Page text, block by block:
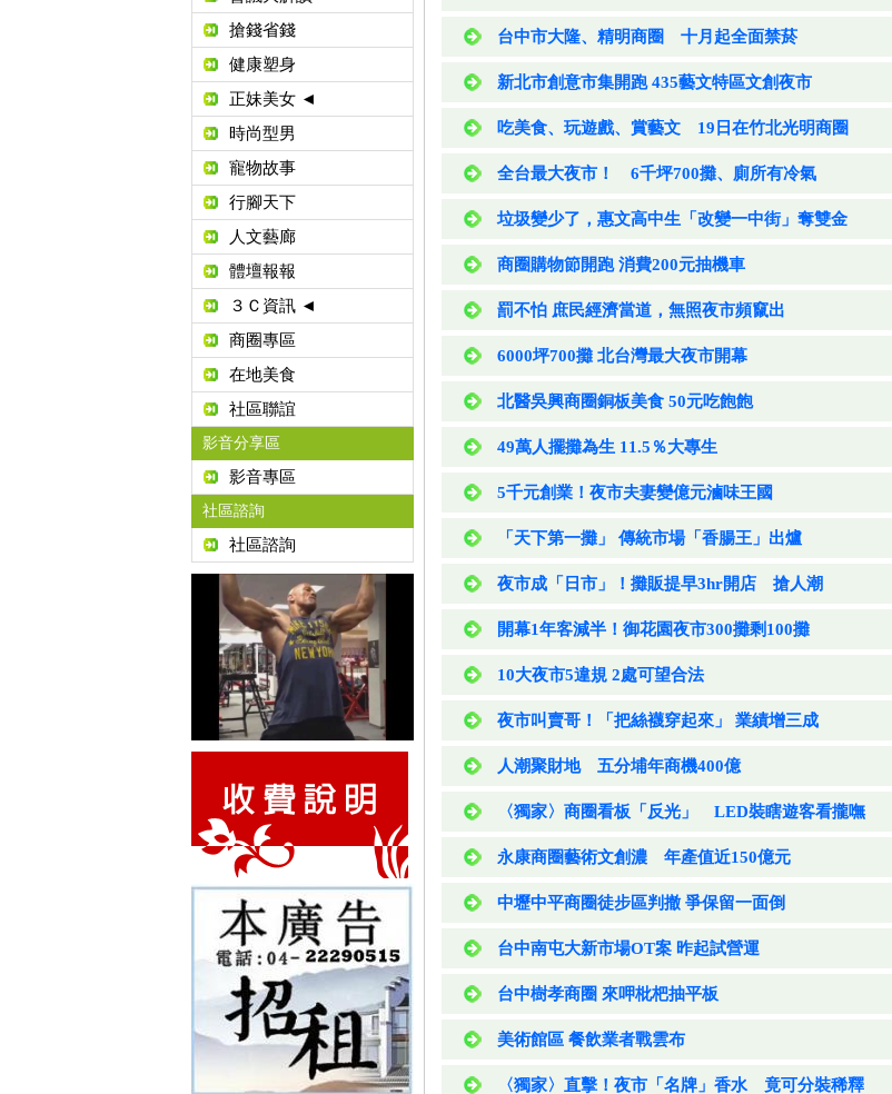
搶錢省錢
健康塑身
正妹美女 ◄
時尚型男
寵物故事
行腳天下
人文藝廊
體壇報報
３Ｃ資訊 ◄
商圈專區
在地美食
社區聯誼
影音分享區
影音專區
社區諮詢
社區諮詢
台中市大隆、精明商圈 十月起全面禁菸
新北市創意市集開跑 435藝文特區文創夜市
吃美食、玩遊戲、賞藝文 19日在竹北光明商圈
全台最大夜市！ 6千坪700攤、廁所有冷氣
垃圾變少了，惠文高中生「改變一中街」奪雙金
商圈購物節開跑 消費200元抽機車
罰不怕 庶民經濟當道，無照夜市頻竄出
6000坪700攤 北台灣最大夜市開幕
北醫吳興商圈銅板美食 50元吃飽飽
49萬人擺攤為生 11.5％大專生
5千元創業！夜市夫妻變億元滷味王國
「天下第一攤」 傳統市場「香腸王」出爐
夜市成「日市」！攤販提早3hr開店 搶人潮
開幕1年客減半！御花園夜市300攤剩100攤
10大夜市5違規 2處可望合法
夜市叫賣哥！「把絲襪穿起來」 業績增三成
人潮聚財地 五分埔年商機400億
〈獨家〉商圈看板「反光」 LED裝瞎遊客看攏嘸
永康商圈藝術文創濃 年產值近150億元
中壢中平商圈徒步區判撤 爭保留一面倒
台中南屯大新市場OT案 昨起試營運
台中樹孝商圈 來呷枇杷抽平板
美術館區 餐飲業者戰雲布
〈獨家〉直擊！夜市「名牌」香水 竟可分裝稀釋